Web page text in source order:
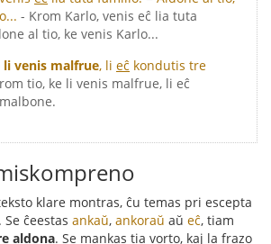
- Krom Karlo, venis eĉ lia tuta
al tio, ke venis Karlo...
venis malfrue, li eĉ kondutis tre
tio, ke li venis malfrue, li eĉ
klare montras, ĉu temas pri escepta
. Se ĉeestas ankaŭ, ankoraŭ aŭ eĉ, tiam
aldona. Se mankas tia vorto, kaj la frazo